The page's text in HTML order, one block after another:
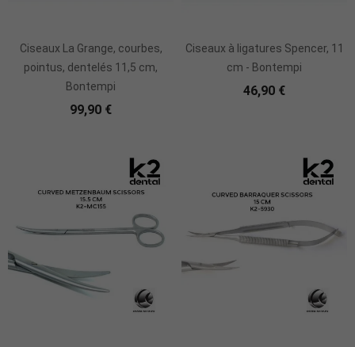
Ciseaux La Grange, courbes,
pointus, dentelés 11,5 cm,
Bontempi
99,90 €
Ciseaux à ligatures Spencer, 11
cm - Bontempi
46,90 €